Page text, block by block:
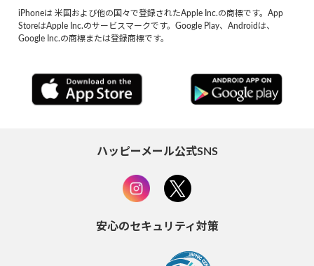
iPhoneは 米国および他の国々で登録されたApple Inc.の商標です。App
StoreはApple Inc.のサービスマークです。Google Play、Androidは、
Google Inc.の商標または登録商標です。
ハッピーメール公式SNS
安心のセキュリティ対策